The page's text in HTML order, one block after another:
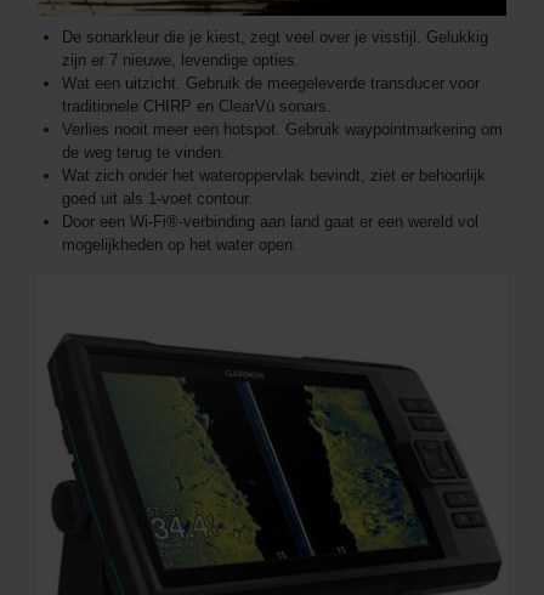
De sonarkleur die je kiest, zegt veel over je visstijl. Gelukkig
zijn er 7 nieuwe, levendige opties.
Wat een uitzicht. Gebruik de meegeleverde transducer voor
traditionele CHIRP en ClearVü sonars.
Verlies nooit meer een hotspot. Gebruik waypointmarkering om
de weg terug te vinden.
Wat zich onder het wateroppervlak bevindt, ziet er behoorlijk
goed uit als 1-voet contour.
Door een Wi-Fi®-verbinding aan land gaat er een wereld vol
mogelijkheden op het water open.